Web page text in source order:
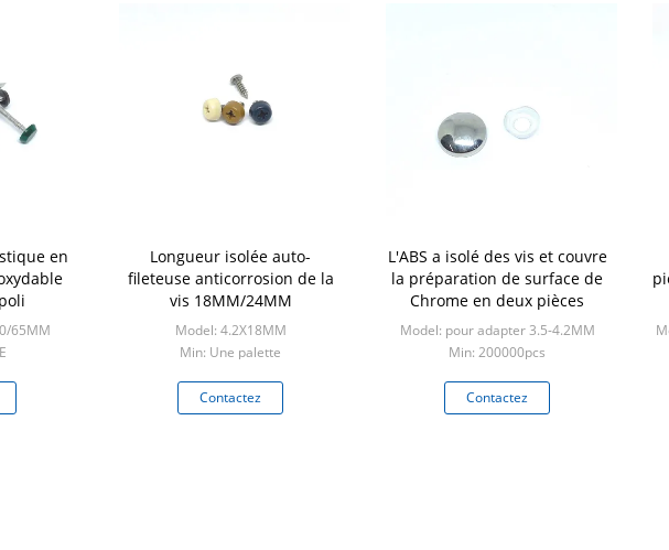
en
65MM
Longueur isolée auto-
fileteuse anticorrosion de la
vis 18MM/24MM
Model: 4.2X18MM
Min: Une palette
Contactez
L'ABS a isolé des vis et couvre
la préparation de surface de
Chrome en deux pièces
Model: pour adapter 3.5-4.2MM
Min: 200000pcs
Contactez